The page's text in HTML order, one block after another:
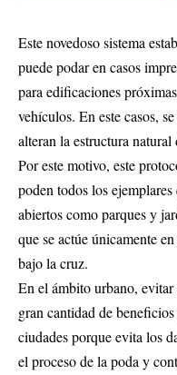
Este novedoso sistema
puede podar en casos
para edificaciones
vehículos. En este casos,
alteran la estructura natural
Por este motivo, este
poden todos los
abiertos como parques y
que se actúe únicamente
bajo la cruz.
En el ámbito urbano, evitar
gran cantidad de
ciudades porque evita los
el proceso de la poda y